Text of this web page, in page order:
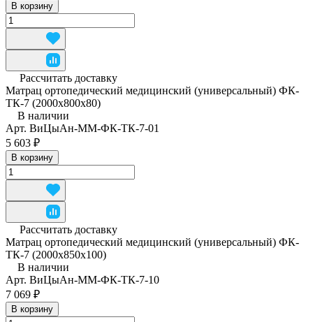
В корзину
Рассчитать доставку
Матрац ортопедический медицинский (универсальный) ФК-
ТК-7 (2000x800x80)
В наличии
Арт. ВиЦыАн-ММ-ФК-ТК-7-01
5 603 ₽
В корзину
Рассчитать доставку
Матрац ортопедический медицинский (универсальный) ФК-
ТК-7 (2000x850x100)
В наличии
Арт. ВиЦыАн-ММ-ФК-ТК-7-10
7 069 ₽
В корзину